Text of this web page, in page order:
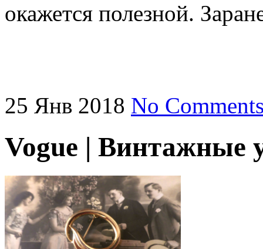
окажется полезной.
25 Янв 2018 No
Vogue | Винтажные